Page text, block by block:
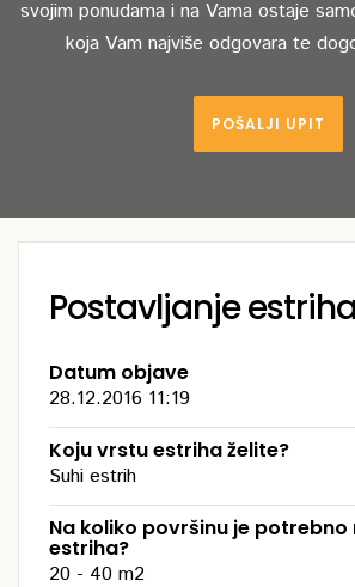
svojim ponudama i na Vama ostaje
koja Vam najviše odgovara te
POŠALJI UPIT
Postavljanje estriha
Datum objave
28.12.2016 11:19
Koju vrstu estriha želite?
Suhi estrih
Na koliko površinu je potrebno
estriha?
20 - 40 m2